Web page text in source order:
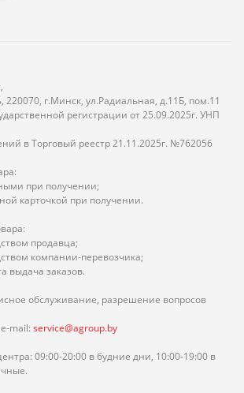
220070, г.Минск, ул.Радиальная, д.11Б, пом.11
регистрации от 25.09.2025г. УНП
в Торговый реестр 21.11.2025г. №762056
при получении;
карточкой при получении.
продавца;
компании-перевозчика;
выдача заказов.
обслуживание, разрешение вопросов
mail: service@agroup.by
09:00-20:00 в будние дни, 10:00-19:00 в